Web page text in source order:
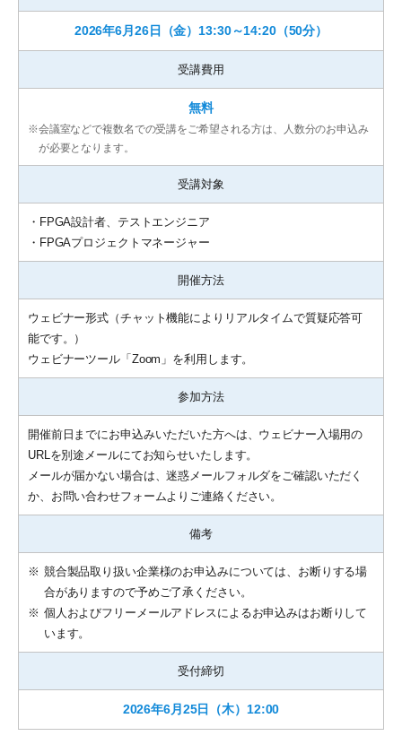
2026年6月26日（金）13:30～14:20（50分）
受講費用
無料
※会議室などで複数名での受講をご希望される方は、人数分のお申込み
が必要となります。
受講対象
・FPGA設計者、テストエンジニア
・FPGAプロジェクトマネージャー
開催方法
ウェビナー形式（チャット機能によりリアルタイムで質疑応答可
能です。）
ウェビナーツール「Zoom」を利用します。
参加方法
開催前日までにお申込みいただいた方へは、ウェビナー入場用の
URLを別途メールにてお知らせいたします。
メールが届かない場合は、迷惑メールフォルダをご確認いただく
か、お問い合わせフォームよりご連絡ください。
備考
※ 競合製品取り扱い企業様のお申込みについては、お断りする場
合がありますので予めご了承ください。
※ 個人およびフリーメールアドレスによるお申込みはお断りして
います。
受付締切
2026年6月25日（木）12:00